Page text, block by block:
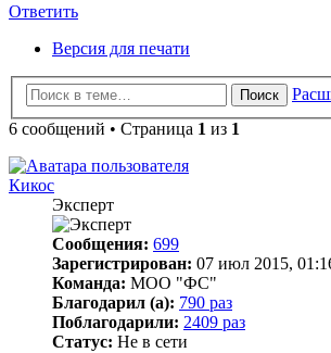
Ответить
Версия для печати
Поиск
6 сообщений • Страница 1 из 1
Кикос
Эксперт
Сообщения: 699
Зарегистрирован: 07 июл 2015,
Команда: МОО "ФС"
Благодарил (а): 790 раз
Поблагодарили: 2409 раз
Статус: Не в сети